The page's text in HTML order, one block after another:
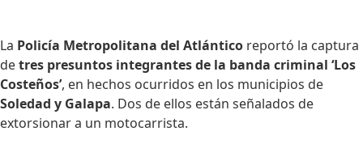
La Policía Metropolitana del Atlántico reportó la captura
detres presuntos integrantes de la banda criminal ‘Los
Costeños’, en hechos ocurridos en los municipios de
Soledad y Galapa. Dos de ellos están señalados de
extorsionar a un motocarrista.